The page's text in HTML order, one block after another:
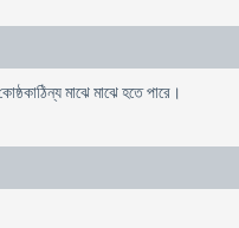
মাঝে মাঝে হতে পারে।